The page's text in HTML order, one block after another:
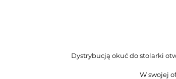
Dystrybucją okuć do stolarki
W swojej